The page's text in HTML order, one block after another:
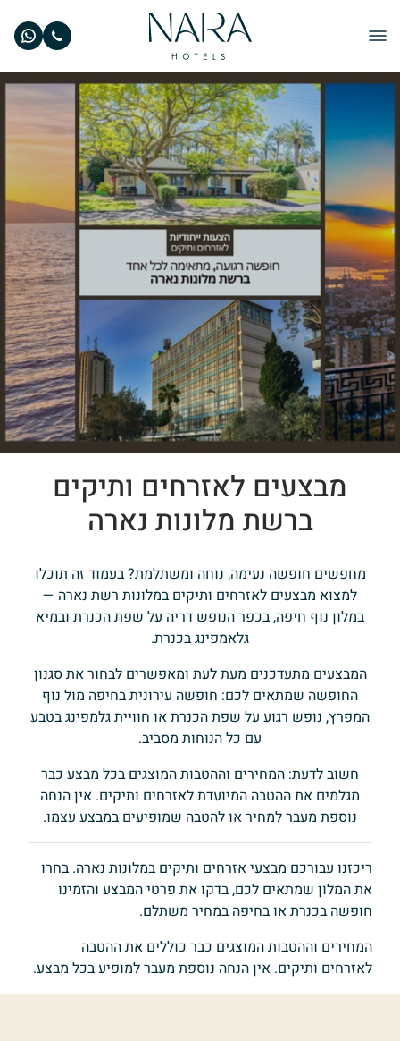
מבצעים לאזרחים ותיקים
ברשת מלונות נארה
מחפשים חופשה נעימה, נוחה ומשתלמת? בעמוד זה תוכלו
למצוא מבצעים לאזרחים ותיקים במלונות רשת נארה —
במלון נוף חיפה, בכפר הנופש דריה על שפת הכנרת ובמיא
גלאמפינג בכנרת.
המבצעים מתעדכנים מעת לעת ומאפשרים לבחור את סגנון
החופשה שמתאים לכם: חופשה עירונית בחיפה מול נוף
המפרץ, נופש רגוע על שפת הכנרת או חוויית גלמפינג בטבע
עם כל הנוחות מסביב.
חשוב לדעת: המחירים וההטבות המוצגים בכל מבצע כבר
מגלמים את ההטבה המיועדת לאזרחים ותיקים. אין הנחה
נוספת מעבר למחיר או להטבה שמופיעים במבצע עצמו.
ריכזנו עבורכם מבצעי אזרחים ותיקים במלונות נארה. בחרו
את המלון שמתאים לכם, בדקו את פרטי המבצע והזמינו
חופשה בכנרת או בחיפה במחיר משתלם.
המחירים וההטבות המוצגים כבר כוללים את ההטבה
לאזרחים ותיקים. אין הנחה נוספת מעבר למופיע בכל מבצע.